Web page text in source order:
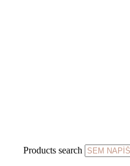
Products search